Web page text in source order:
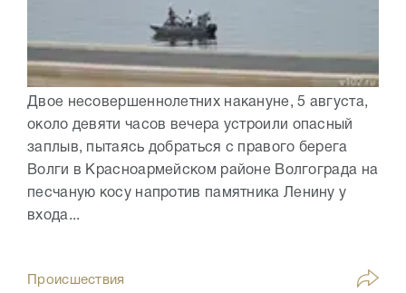
Двое несовершеннолетних накануне, 5 августа,
около девяти часов вечера устроили опасный
заплыв, пытаясь добраться с правого берега
Волги в Красноармейском районе Волгограда на
песчаную косу напротив памятника Ленину у
входа...
Происшествия